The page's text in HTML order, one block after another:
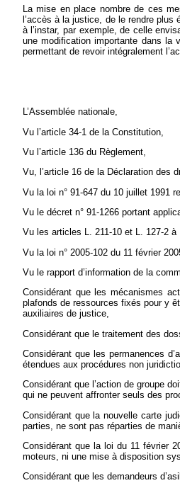
La mise en place nombre de ces
l’accès à la justice, de le rendre
à l’instar, par exemple, de celle
une modification importante dans la
permettant de revoir intégralement
L’Assemblée nationale,
Vu l’article 34-1 de la Constitution,
Vu l’article 136 du Règlement,
Vu, l’article 16 de la Déclaration des
Vu la loi n° 91-647 du 10 juillet 1991
Vu le décret n° 91-1266 portant
Vu les articles L. 211-10 et L. 127-2
Vu la loi n° 2005-102 du 11 février
Vu le rapport d’information de la
Considérant que les mécanismes
plafonds de ressources fixés pour y
auxiliaires de justice,
Considérant que le traitement des
Considérant que les permanences
étendues aux procédures non
Considérant que l’action de groupe
qui ne peuvent affronter seuls des
Considérant que la nouvelle carte
parties, ne sont pas réparties de
Considérant que la loi du 11 février
moteurs, ni une mise à disposition
Considérant que les demandeurs